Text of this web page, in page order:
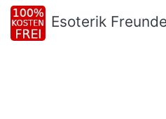
Esoterik Freunde